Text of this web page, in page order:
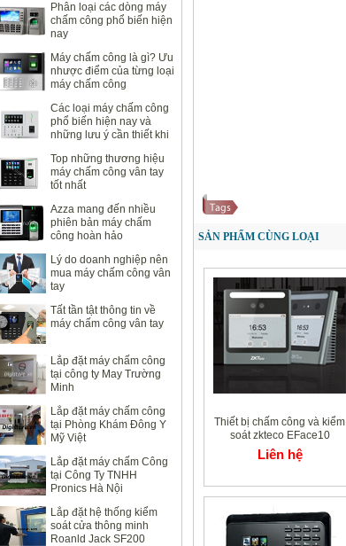
Phân loại các dòng máy
chấm công phổ biến hiện
nay
Máy chấm công là gì? Ưu
nhược điểm của từng loại
máy chấm công
Các loại máy chấm công
phổ biến hiện nay và
những lưu ý cần thiết khi
Top những thương hiệu
máy chấm công vân tay
tốt nhất
Azza mang đến nhiều
phiên bản máy chấm
công hoàn hảo
Lý do doanh nghiệp nên
mua máy chấm công vân
tay
Tất tần tật thông tin về
máy chấm công vân tay
Lắp đặt máy chấm công
tại công ty May Trường
Minh
Lắp đặt máy chấm công
tại Phòng Khám Đông Y
Mỹ Việt
Lắp đặt máy chấm Công
tại Công Ty TNHH
Pronics Hà Nội
Lắp đặt hệ thống kiểm
soát cửa thông minh
Roanld Jack SF200
SẢN PHẨM CÙNG LOẠI
Thiết bị chấm công và kiểm
soát zkteco EFace10
Liên hệ